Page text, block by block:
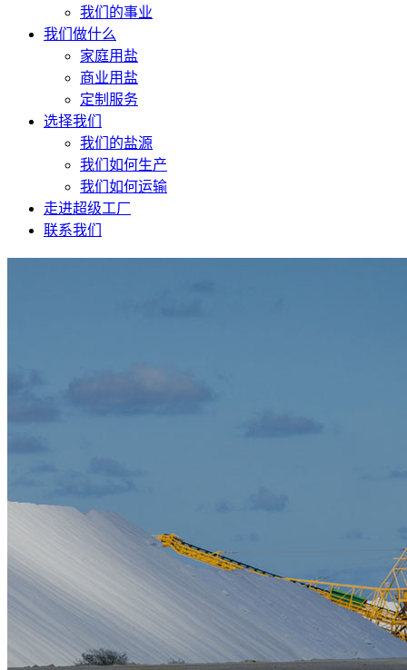
我们的事业
我们做什么
家庭用盐
商业用盐
定制服务
选择我们
我们的盐源
我们如何生产
我们如何运输
走进超级工厂
联系我们